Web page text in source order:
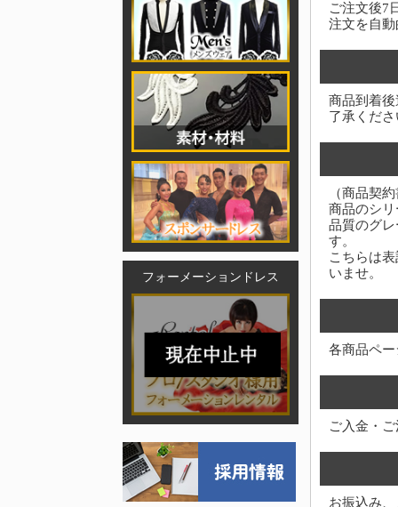
フォーメーションドレス
ご注文後7
注文を自
商品到着
了承くだ
（商品契
商品のシ
品質のグ
す。
こちらは
いませ。
各商品ペ
ご入金・
お振込み